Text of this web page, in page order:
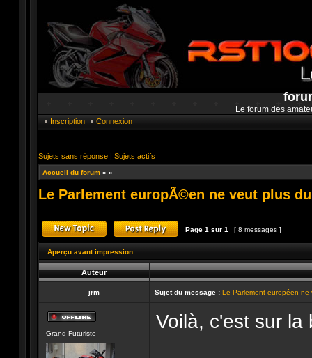
Le forum des
Inscription Connexion
Sujets sans réponse | Sujets actifs
Accueil du forum » »
Le Parlement europÃ©en ne veut plus
Publier un nouveau sujetRépondre au sujet
Page 1 sur 1 [ 8 messages ]
Aperçu avant impression
Auteur
jrm Sujet du message : Le Parlement européen
Grand Futuriste
Voilà, c'est sur la